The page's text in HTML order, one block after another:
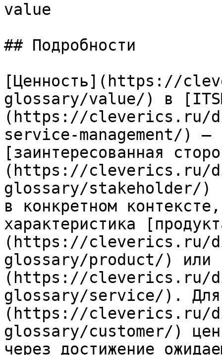
value
## Подробности
[Ценность](https://
glossary/value/) в
(https://cleverics.ru/
service-management/) —
[заинтересованная
(https://cleverics.ru/
glossary/stakeholder/)
в конкретном
характеристика
(https://cleverics.ru/
glossary/product/) или
(https://cleverics.ru/
glossary/service/). Для
(https://cleverics.ru/
glossary/customer/)
через достижение